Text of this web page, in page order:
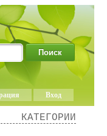
Вход
КАТЕГОРИИ